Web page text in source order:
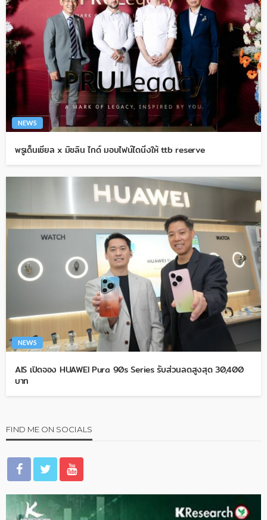
NEWS
พรูเด็นเชียล x มิชลิน ไกด์ มอบไฟน์ไดนิ่งให้ ttb reserve
NEWS
AIS เปิดจอง HUAWEI Pura 90s Series รับส่วนลดสูงสุด 30,400
บาท
FIND ME ON SOCIALS